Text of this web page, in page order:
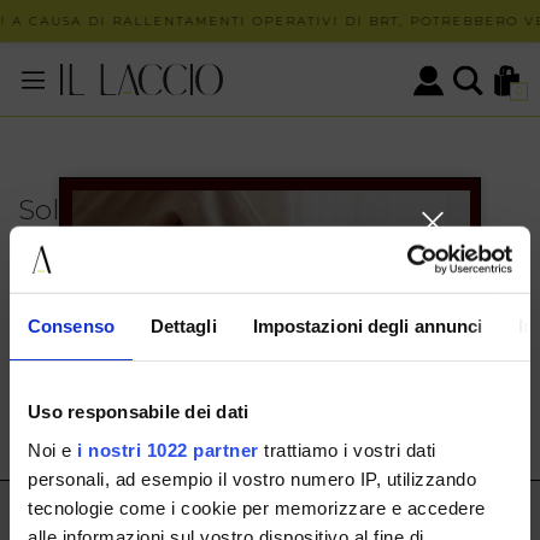
Consenso Dettagli Impostazioni degli annunci
Uso responsabile dei dati
Noi e i nostri 1022 partner trattiamo i vostri dati
personali, ad esempio il vostro numero IP, utilizzando
tecnologie come i cookie per memorizzare e accedere
A CAUSA DI RALLENTAMENTI OPERATIVI DI BRT, POTREBBERO
0
Solo in negozio
PUOI TROVARE QUESTO ARTICOLO SOLO PRESSO I
NOSTRI PUNTI VENDITA:
customerservice@illaccio.it
IL LACCIO